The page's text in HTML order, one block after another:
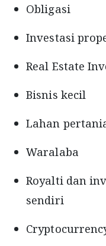
Obligasi
Investasi
Real Estate
Bisnis kecil
Lahan
Waralaba
Royalti dan
sendiri